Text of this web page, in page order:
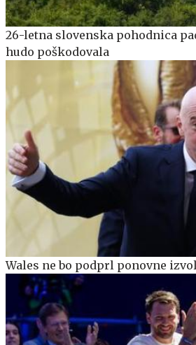
26-letna slovenska pohodnica
hudo poškodovala
Wales ne bo podprl ponovne